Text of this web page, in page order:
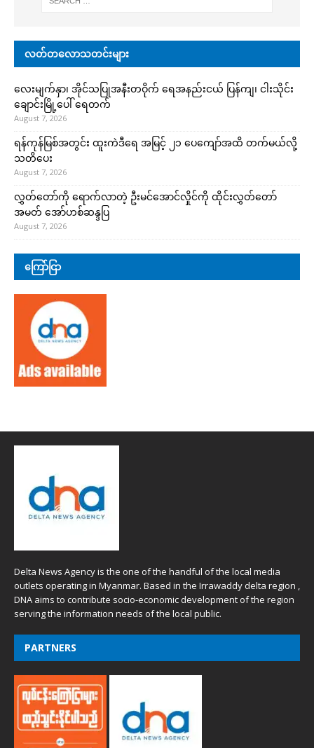
လတ်တလောသတင်းများ
လေးမျက်နှာ၊ အိုင်သပြုအနီးတဝိုက် ရေအနည်းငယ် ပြန်ကျ၊ ငါးသိုင်း
ချောင်းမြို့ပေါ် ရေတက်
August 7, 2026
ရန်ကုန်မြစ်အတွင်း ထူးကဲဒီရေ အ​မြင့် ၂၁ ပေကျော်အထိ တက်မယ်လို့
သတိပေး
August 7, 2026
လွှတ်တော်ကို ရောက်လာတဲ့ ဦးမင်အောင်လှိုင်ကို ထိုင်းလွှတ်တော်
အမတ် အော်ဟစ်ဆန္ဒပြ
August 7, 2026
ကြော်ငြာ
Delta News Agency is the one of the handful of the local media
outlets operating in Myanmar. Based in the Irrawaddy delta region ,
DNA aims to contribute socio-economic development of the region
serving the information needs of the local public.
PARTNERS